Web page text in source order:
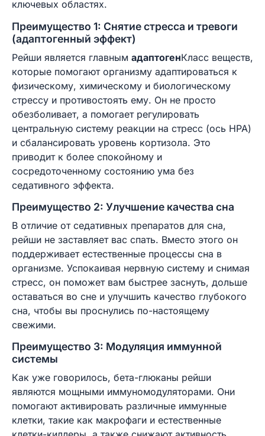
ключевых областях.
Преимущество 1: Снятие стресса и тревоги
(адаптогенный эффект)
Рейши является главным адаптогенКласс веществ,
которые помогают организму адаптироваться к
физическому, химическому и биологическому
стрессу и противостоять ему. Он не просто
обезболивает, а помогает регулировать
центральную систему реакции на стресс (ось HPA)
и сбалансировать уровень кортизола. Это
приводит к более спокойному и
сосредоточенному состоянию ума без
седативного эффекта.
Преимущество 2: Улучшение качества сна
В отличие от седативных препаратов для сна,
рейши не заставляет вас спать. Вместо этого он
поддерживает естественные процессы сна в
организме. Успокаивая нервную систему и снимая
стресс, он поможет вам быстрее заснуть, дольше
оставаться во сне и улучшить качество глубокого
сна, чтобы вы проснулись по-настоящему
свежими.
Преимущество 3: Модуляция иммунной
системы
Как уже говорилось, бета-глюканы рейши
являются мощными иммуномодуляторами. Они
помогают активировать различные иммунные
клетки, такие как макрофаги и естественные